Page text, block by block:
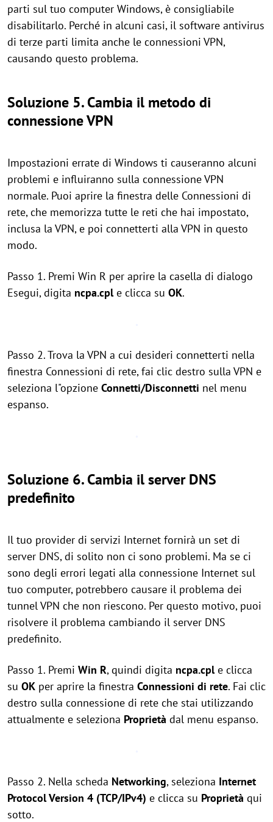
parti sul tuo computer Windows, è consigliabile
disabilitarlo. Perché in alcuni casi, il software antivirus
di terze parti limita anche le connessioni VPN,
causando questo problema.
Soluzione 5. Cambia il metodo di
connessione VPN
Impostazioni errate di Windows ti causeranno alcuni
problemi e influiranno sulla connessione VPN
normale. Puoi aprire la finestra delle Connessioni di
rete, che memorizza tutte le reti che hai impostato,
inclusa la VPN, e poi connetterti alla VPN in questo
modo.
Passo 1. Premi Win R per aprire la casella di dialogo
Esegui, digita ncpa.cple clicca su OK.
Passo 2. Trova la VPN a cui desideri connetterti nella
finestra Connessioni di rete, fai clic destro sulla VPN e
seleziona l"opzione Connetti/Disconnetti nel menu
espanso.
Soluzione 6. Cambia il server DNS
predefinito
Il tuo provider di servizi Internet fornirà un set di
server DNS, di solito non ci sono problemi. Ma se ci
sono degli errori legati alla connessione Internet sul
tuo computer, potrebbero causare il problema dei
tunnel VPN che non riescono. Per questo motivo, puoi
risolvere il problema cambiando il server DNS
predefinito.
Passo 1. Premi Win R, quindi digita ncpa.cple clicca
su OK per aprire la finestra Connessioni di rete. Fai clic
destro sulla connessione di rete che stai utilizzando
attualmente e seleziona Proprietà dal menu espanso.
Passo 2. Nella scheda Networking, seleziona Internet
Protocol Version 4 (TCP/IPv4) e clicca su Proprietà qui
sotto.